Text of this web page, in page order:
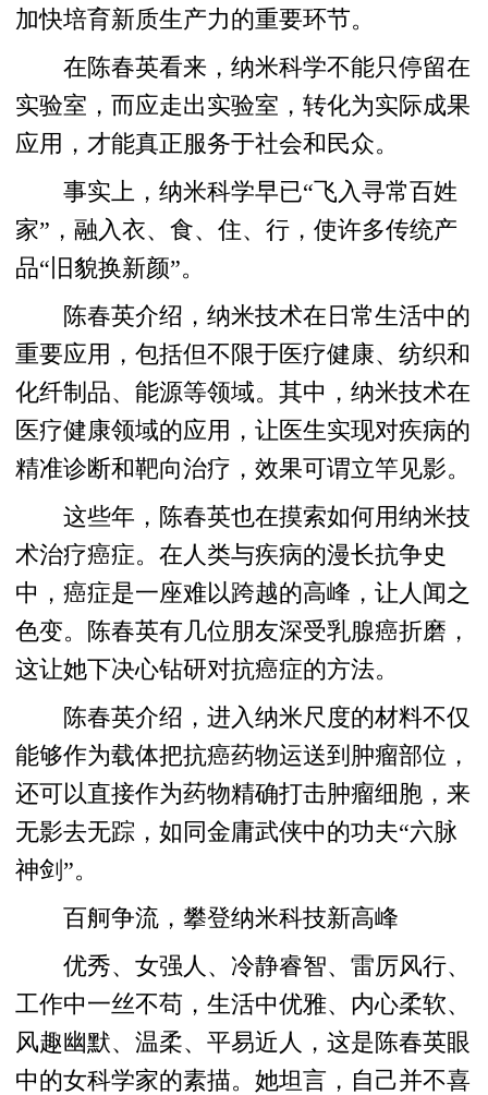
加快培育新质生产力的重要环节。
在陈春英看来，纳米科学不能只停留在
实验室，而应走出实验室，转化为实际成果
应用，才能真正服务于社会和民众。
事实上，纳米科学早已“飞入寻常百姓
家”，融入衣、食、住、行，使许多传统产
品“旧貌换新颜”。
陈春英介绍，纳米技术在日常生活中的
重要应用，包括但不限于医疗健康、纺织和
化纤制品、能源等领域。其中，纳米技术在
医疗健康领域的应用，让医生实现对疾病的
精准诊断和靶向治疗，效果可谓立竿见影。
这些年，陈春英也在摸索如何用纳米技
术治疗癌症。在人类与疾病的漫长抗争史
中，癌症是一座难以跨越的高峰，让人闻之
色变。陈春英有几位朋友深受乳腺癌折磨，
这让她下决心钻研对抗癌症的方法。
陈春英介绍，进入纳米尺度的材料不仅
能够作为载体把抗癌药物运送到肿瘤部位，
还可以直接作为药物精确打击肿瘤细胞，来
无影去无踪，如同金庸武侠中的功夫“六脉
神剑”。
百舸争流，攀登纳米科技新高峰
优秀、女强人、冷静睿智、雷厉风行、
工作中一丝不苟，生活中优雅、内心柔软、
风趣幽默、温柔、平易近人，这是陈春英眼
中的女科学家的素描。她坦言，自己并不喜